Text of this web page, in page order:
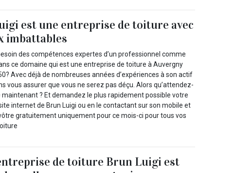
est une entreprise de toiture avec
imbattables
des compétences expertes d’un professionnel comme
ce domaine qui est une entreprise de toiture à Auvergny
Avec déjà de nombreuses années d’expériences à son actif
vous assurer que vous ne serez pas déçu. Alors qu’attendez-
maintenant ? Et demandez le plus rapidement possible votre
internet de Brun Luigi ou en le contactant sur son mobile et
gratuitement uniquement pour ce mois-ci pour tous vos
de toiture Brun Luigi est